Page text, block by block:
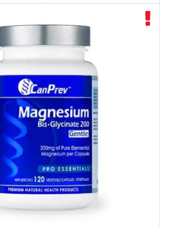
24.99
19.99